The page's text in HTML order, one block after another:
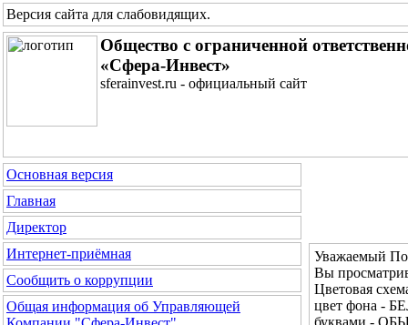
Версия сайта для слабовидящих.
Общество с ограниченной
«Сфера-Инвест»
sferainvest.ru - официальный сайт
Основная версия
Главная
Директор
Интернет-приёмная
Сообщить о коррупции
Общая информация об Управляющей
Уважаемый
Вы
Цветовая
цвет фона -
буквами -